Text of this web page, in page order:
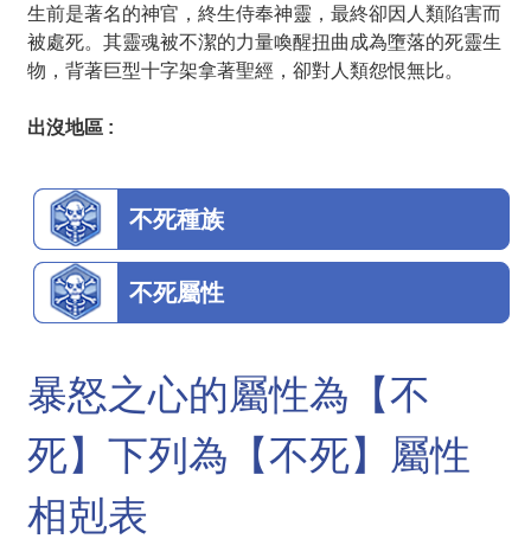
生前是著名的神官，終生侍奉神靈，最終卻因人類陷害而
被處死。其靈魂被不潔的力量喚醒扭曲成為墮落的死靈生
物，背著巨型十字架拿著聖經，卻對人類怨恨無比。
出沒地區 :
不死種族
不死屬性
暴怒之心的屬性為【不
死】下列為【不死】屬性
相剋表